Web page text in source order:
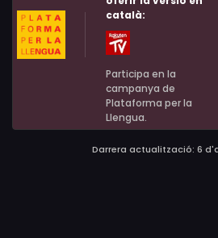
mitjans de comunicació, la ciutat
venjador és un àngel guardià... o
català:
Participa en la
campanya de
Plataforma per la
Llengua.
Darrera actualització: 6